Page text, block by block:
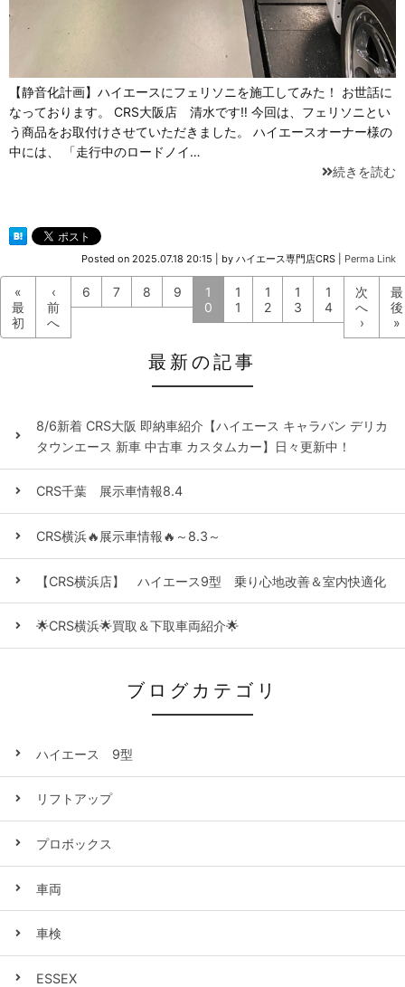
【静音化計画】ハイエースにフェリソニを施工してみた！ お世話に
なっております。 CRS大阪店 清水です‼ 今回は、フェリソニとい
う商品をお取付けさせていただきました。 ハイエースオーナー様の
中には、 「走行中のロードノイ…
続きを読む
Posted on 2025.07.18 20:15 by ハイエース専門店CRS Perma Link
«
最
初
‹
前
へ
6 7 8 9
1
0
1
1
1
2
1
3
1
4
次
へ
›
最
後
»
最新の記事
8/6新着 CRS大阪 即納車紹介【ハイエース キャラバン デリカ
タウンエース 新車 中古車 カスタムカー】日々更新中！
CRS千葉 展示車情報8.4
CRS横浜🔥展示車情報🔥～8.3～
【CRS横浜店】 ハイエース9型 乗り心地改善＆室内快適化
🌟CRS横浜🌟買取＆下取車両紹介🌟
ブログカテゴリ
ハイエース 9型
リフトアップ
プロボックス
車両
車検
ESSEX